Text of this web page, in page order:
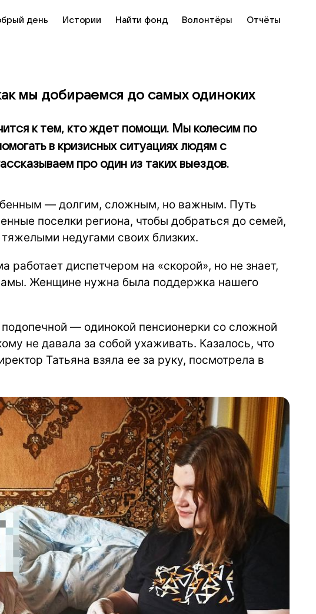
день Истории Найти фонд Волонтёры Отчёты
мы добираемся до самых одиноких
к тем, кто ждет помощи. Мы колесим по
в кризисных ситуациях людям с
про один из таких выездов.
— долгим, сложным, но важным. Путь
поселки региона, чтобы добраться до семей,
недугами своих близких.
диспетчером на «скорой», но не знает,
Женщине нужна была поддержка нашего
— одинокой пенсионерки со сложной
не давала за собой ухаживать. Казалось, что
Татьяна взяла ее за руку, посмотрела в